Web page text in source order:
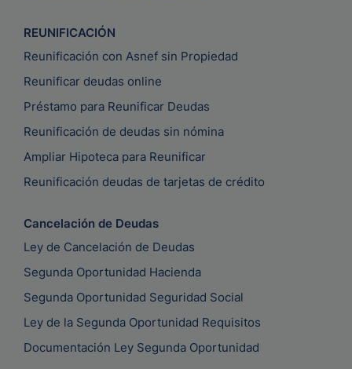
REUNIFICACIÓN
Reunificación con Asnef sin Propiedad
Reunificar deudas online
Préstamo para Reunificar Deudas
Reunificación de deudas sin nómina
Ampliar Hipoteca para Reunificar
Reunificación deudas de tarjetas de crédito
Cancelación de Deudas
Ley de Cancelación de Deudas
Segunda Oportunidad Hacienda
Segunda Oportunidad Seguridad Social
Ley de la Segunda Oportunidad Requisitos
Documentación Ley Segunda Oportunidad